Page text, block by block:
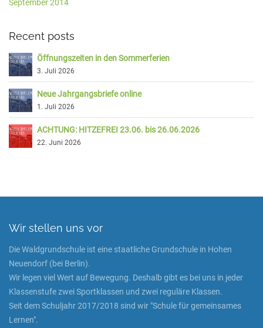
September 2014
Recent posts
Öffnungszeiten in den Sommerferien
3. Juli 2026
Neue Jahrgangsbriefe online
1. Juli 2026
ACHTUNG: HITZEFREI 23.06. bis 26.06.2026
22. Juni 2026
Wir stellen uns vor
Die Waldgrundschule ist eine staatliche Grundschule in Hohen
Neuendorf (bei Berlin).
Wir legen viel Wert auf Bewegung. Deshalb gibt es bei uns in jeder
Klassenstufe zwei Sportklassen und zwei reguläre Klassen.
Seit dem Schuljahr 2017/2018 sind wir "Schule für gemeinsames
Lernen".